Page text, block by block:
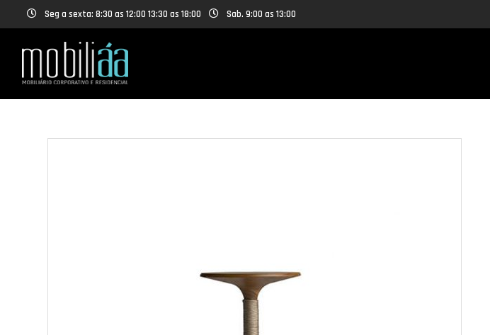
Seg a sexta: 8:30 as 12:00 13:30 as 18:00 Sab. 9:00 as 13:00